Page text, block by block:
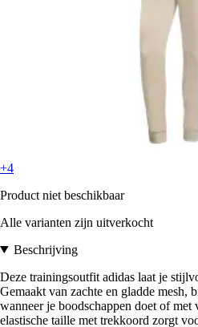
+4
Product niet beschikbaar
Alle varianten zijn uitverkocht
Beschrijving
Deze trainingsoutfit adidas laat je
Gemaakt van zachte en gladde mesh,
wanneer je boodschappen doet of met
elastische taille met trekkoord zorgt